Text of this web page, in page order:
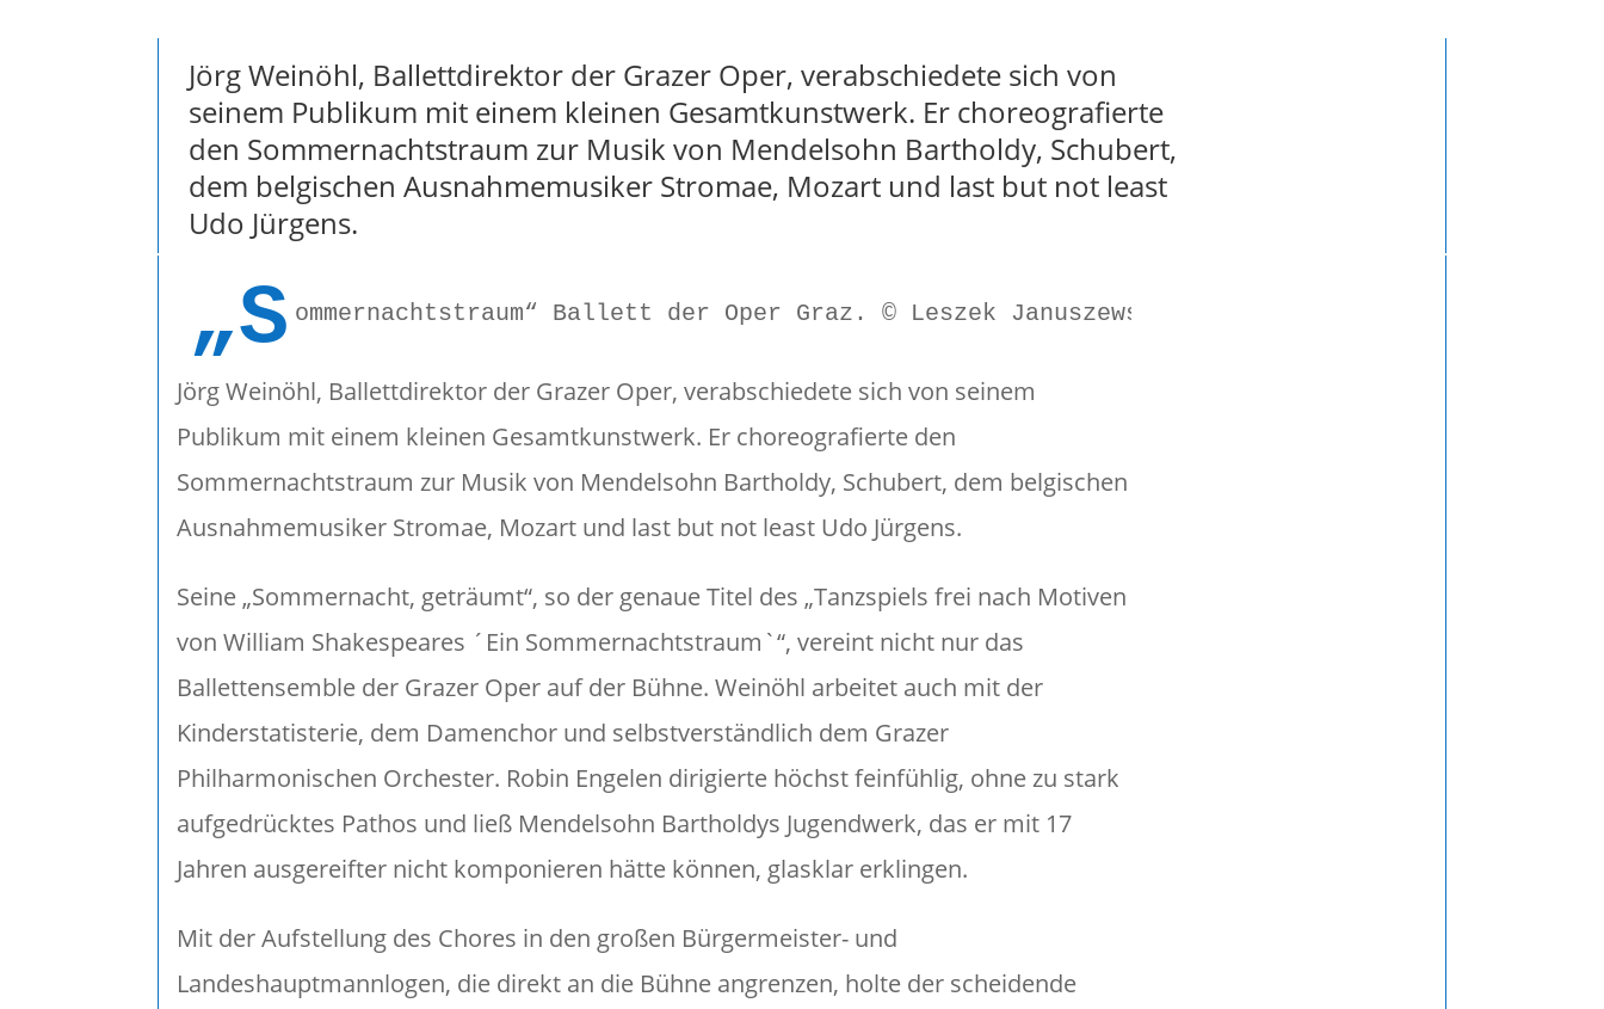
Jörg Weinöhl, Ballettdirektor der Grazer Oper, verabschiedete sich von
seinem Publikum mit einem kleinen Gesamtkunstwerk. Er choreografierte
den Sommernachtstraum zur Musik von Mendelsohn Bartholdy, Schubert,
dem belgischen Ausnahmemusiker Stromae, Mozart und last but not least
Udo Jürgens.
„S ommernachtstraum“ Ballett der Oper Graz. © Leszek Januszewski
Jörg Weinöhl, Ballettdirektor der Grazer Oper, verabschiedete sich von seinem
Publikum mit einem kleinen Gesamtkunstwerk. Er choreografierte den
Sommernachtstraum zur Musik von Mendelsohn Bartholdy, Schubert, dem belgischen
Ausnahmemusiker Stromae, Mozart und last but not least Udo Jürgens.
Seine „Sommernacht, geträumt“, so der genaue Titel des „Tanzspiels frei nach Motiven
von William Shakespeares ´Ein Sommernachtstraum`“, vereint nicht nur das
Ballettensemble der Grazer Oper auf der Bühne. Weinöhl arbeitet auch mit der
Kinderstatisterie, dem Damenchor und selbstverständlich dem Grazer
Philharmonischen Orchester. Robin Engelen dirigierte höchst feinfühlig, ohne zu stark
aufgedrücktes Pathos und ließ Mendelsohn Bartholdys Jugendwerk, das er mit 17
Jahren ausgereifter nicht komponieren hätte können, glasklar erklingen.
Mit der Aufstellung des Chores in den großen Bürgermeister- und
Landeshauptmannlogen, die direkt an die Bühne angrenzen, holte der scheidende